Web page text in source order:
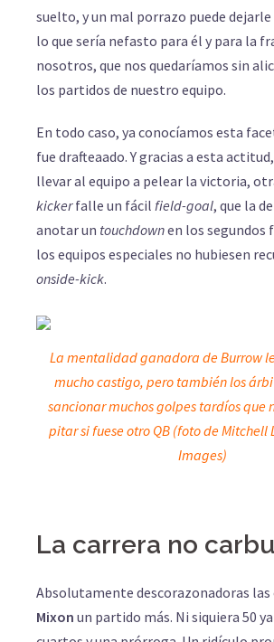
suelto, y un mal porrazo puede dejarle
lo que sería nefasto para él y para la
nosotros, que nos quedaríamos sin
los partidos de nuestro equipo.
En todo caso, ya conocíamos esta
fue drafteaado. Y gracias a esta
llevar al equipo a pelear la victoria,
kickerfalle un fácil field-goal, que la
anotar un touchdownen los segundos
los equipos especiales no hubiesen
onside-kick.
La mentalidad ganadora de Burrow
mucho castigo, pero también los
sancionar muchos golpes tardíos que
pitar si fuese otro QB (foto de Mitchell
Images)
La carrera no
Absolutamente descorazonadoras las
Mixon un partido más. Ni siquiera 50